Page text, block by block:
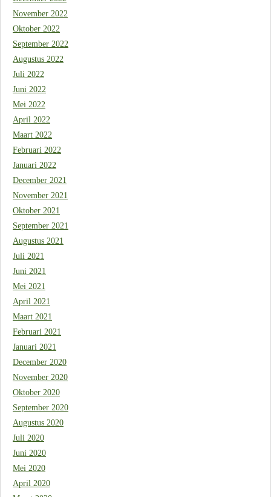
November 2022
Oktober 2022
September 2022
Augustus 2022
Juli 2022
Juni 2022
Mei 2022
April 2022
Maart 2022
Februari 2022
Januari 2022
December 2021
November 2021
Oktober 2021
September 2021
Augustus 2021
Juli 2021
Juni 2021
Mei 2021
April 2021
Maart 2021
Februari 2021
Januari 2021
December 2020
November 2020
Oktober 2020
September 2020
Augustus 2020
Juli 2020
Juni 2020
Mei 2020
April 2020